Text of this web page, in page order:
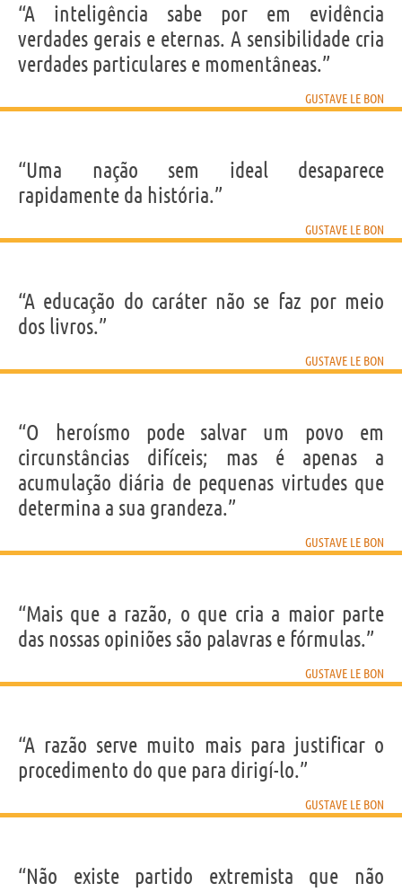
“A inteligência sabe por em evidência
verdades gerais e eternas. A sensibilidade cria
verdades particulares e momentâneas.”
GUSTAVE LE BON
“Uma nação sem ideal desaparece
rapidamente da história.”
GUSTAVE LE BON
“A educação do caráter não se faz por meio
dos livros.”
GUSTAVE LE BON
“O heroísmo pode salvar um povo em
circunstâncias difíceis; mas é apenas a
acumulação diária de pequenas virtudes que
determina a sua grandeza.”
GUSTAVE LE BON
“Mais que a razão, o que cria a maior parte
das nossas opiniões são palavras e fórmulas.”
GUSTAVE LE BON
“A razão serve muito mais para justificar o
procedimento do que para dirigí-lo.”
GUSTAVE LE BON
“Não existe partido extremista que não